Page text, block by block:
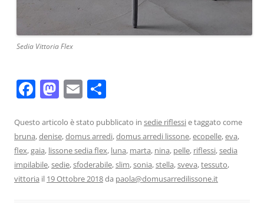
Sedia Vittoria Flex
F
c
e
b
o
M
st
o
d
o
E
ai
l
n
di
vi
di
Questo articolo è stato pubblicato in sedie riflessie taggato come
bruna,denise,domus arredi,domus arredi lissone,ecopelle,eva,
flex,gaia, lissone sedia flex, luna, marta, nina, pelle, riflessi,sedia
impilabile,sedie,sfoderabile,slim,sonia,stella,sveva,tessuto,
vittoria il 19 Ottobre 2018da paola@domusarredilissone.it